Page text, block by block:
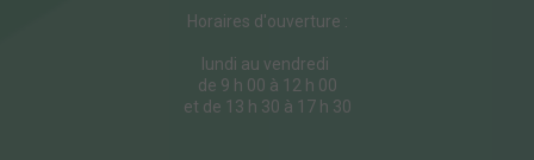
Horaires d'ouverture :
lundi au vendredi
de 9 h 00 à 12 h 00
et de 13 h 30 à 17 h 30